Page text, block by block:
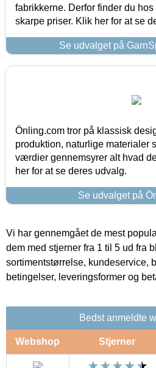
fabrikkerne. Derfor finder du hos
skarpe priser. Klik her for at se
Se udvalget på
Önling.com tror på klassisk
produktion, naturlige materialer
værdier gennemsyrer alt hvad
her for at se deres udvalg.
Se udvalget på
Vi har gennemgået de mest
dem med stjerner fra 1 til 5 ud fra
sortimentstørrelse, kundeservice,
betingelser, leveringsformer og
Bedst anmeldte
Webshop Stjerner